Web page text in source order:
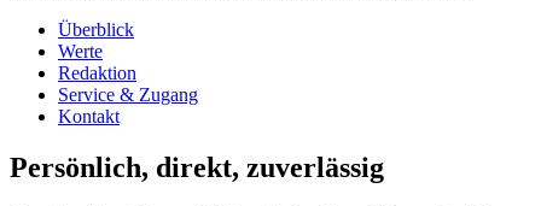
Überblick
Werte
Redaktion
Service & Zugang
Kontakt
Persönlich, direkt, zuverlässig